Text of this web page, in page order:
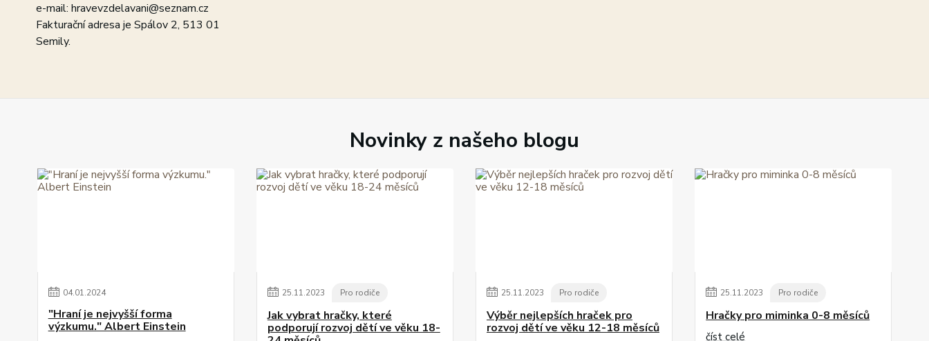
e-mail: hravevzdelavani@seznam.cz
Fakturační adresa je Spálov 2, 513 01
Semily.
Novinky z našeho blogu
04.01.2024
"Hraní je nejvyšší forma
výzkumu." Albert Einstein
25.11.2023 Pro rodiče
Jak vybrat hračky, které
podporují rozvoj dětí ve věku 18-
25.11.2023 Pro rodiče
Výběr nejlepších hraček pro
rozvoj dětí ve věku 12-18 měsíců
25.11.2023 Pro rodiče
Hračky pro miminka 0-8 měsíců
číst celé